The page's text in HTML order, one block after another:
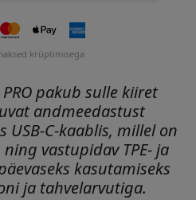
krüptimisega
PRO pakub sulle kiiret
andmeedastust
USB-C-kaablis, millel on
vastupidav TPE- ja
kasutamiseks
ja tahvelarvutiga.